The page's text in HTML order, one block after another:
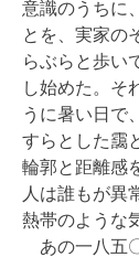
意識のうちに
とを、実家の
らぶらと歩い
し始めた。そ
うに暑い日で
すらとした靄
輪郭と距離感
人は誰もが異
熱帯のような
あの一八五